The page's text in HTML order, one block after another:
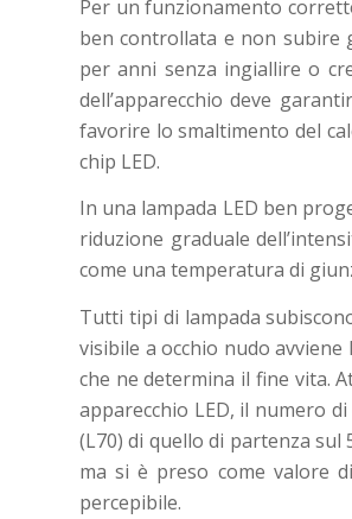
Per un funzionamento
ben controllata e non subire
per anni senza ingiallire o
dell’apparecchio deve
favorire lo smaltimento del
chip LED.
In una lampada LED ben
riduzione graduale
come una temperatura di
Tutti tipi di lampada
visibile a occhio nudo
che ne determina il fine vita.
apparecchio LED, il numero
(L70) di quello di partenza sul
ma si è preso come valore
percepibile.